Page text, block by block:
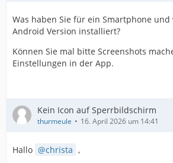
Was haben Sie für ein Smartphone
Android Version installiert?
Können Sie mal bitte Screenshots
Einstellungen in der App.
Kein Icon auf Sperrbildschirm
thurmeule 16. April 2026 um 14:41
Hallo christa ,